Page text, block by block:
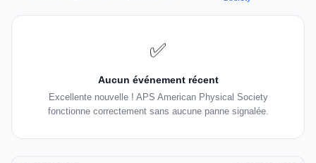
✅
Aucun événement récent
Excellente nouvelle ! APS American Physical Society
fonctionne correctement sans aucune panne signalée.